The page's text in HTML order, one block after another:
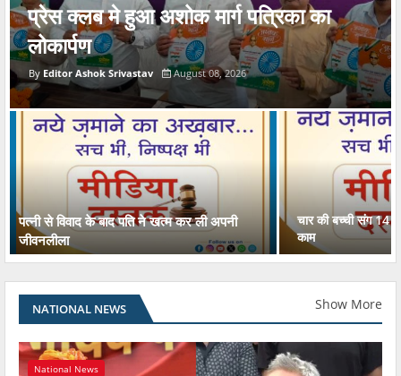
प्रेस क्लब मे हुआ अशोक मार्ग पत्रिका का
लोकार्पण
Editor Ashok Srivastav August 08, 2026
पत्नी से विवाद के बाद पति ने खत्म कर ली अपनी
जीवनलीला
चार की बच्ची संग 14
काम
NATIONAL NEWS Show More
National News